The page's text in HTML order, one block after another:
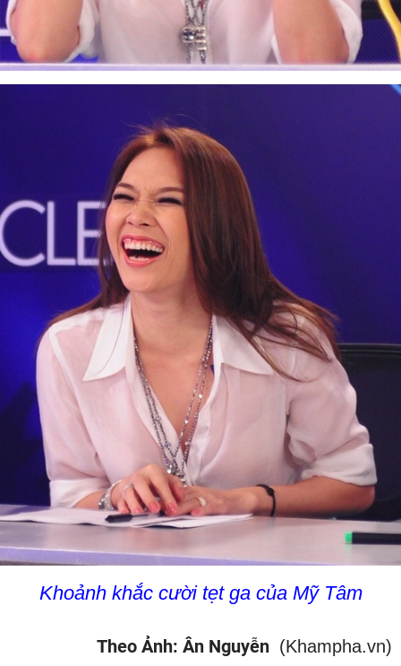
Khoảnh khắc cười tẹt ga của Mỹ Tâm
Theo Ảnh: Ân Nguyễn (Khampha.vn)